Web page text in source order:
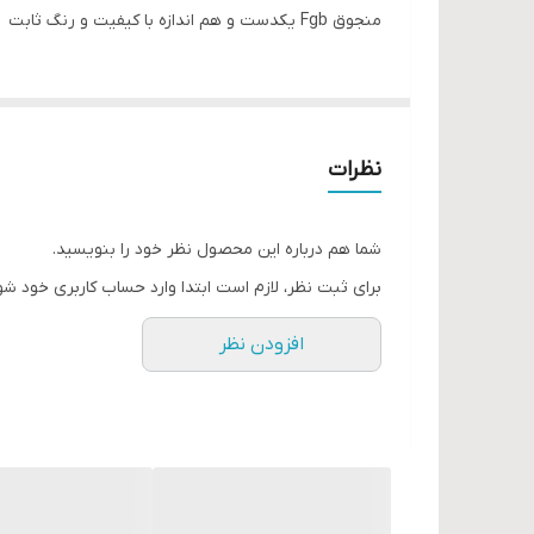
منجوق Fgb یکدست و هم اندازه با کیفیت و رنگ ثابت
نظرات
شما هم درباره این محصول نظر خود را بنویسید.
برای ثبت نظر، لازم است ابتدا وارد حساب کاربری خود
افزودن نظر